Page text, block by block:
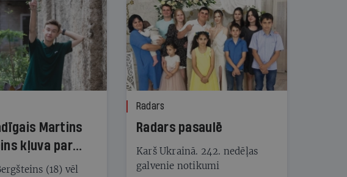
Martins
kļuva par
seju?(18) vēl
Radars
Radars pasaulē
Karš Ukrainā. 242. nedēļas
galvenie notikumi